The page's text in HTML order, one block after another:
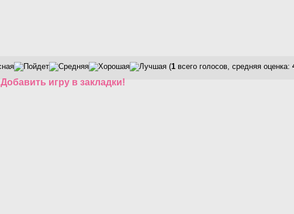
(1 всего голосов, средняя оценка:
Добавить игру в закладки!